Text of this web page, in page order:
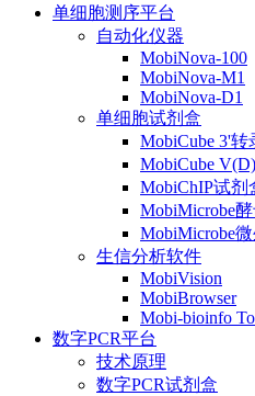
单细胞测序平台
自动化仪器
MobiNova-100
MobiNova-M1
MobiNova-D1
单细胞试剂盒
MobiCube 3'
MobiCube
MobiChIP试剂
MobiMicrobe
MobiMicrobe
生信分析软件
MobiVision
MobiBrowser
Mobi-bioinfo
数字PCR平台
技术原理
数字PCR试剂盒